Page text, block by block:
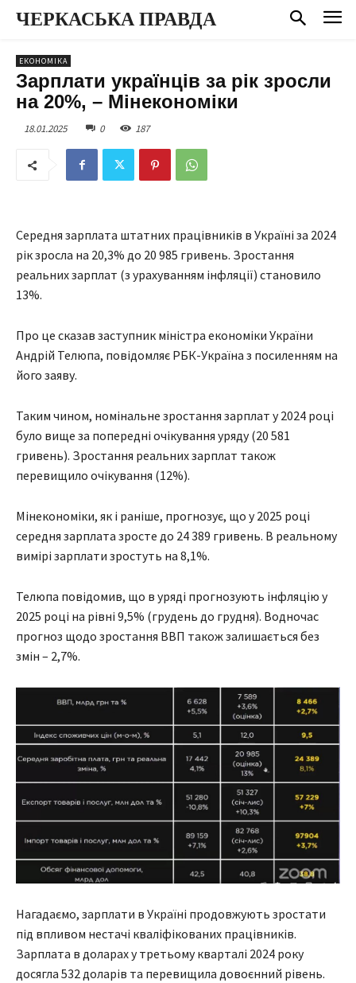
ЧЕРКАСЬКА ПРАВДА
ЕКОНОМІКА
Зарплати українців за рік зросли
на 20%, – Мінекономіки
18.01.2025 0 187
Середня зарплата штатних працівників в Україні за 2024
рік зросла на 20,3% до 20 985 гривень. Зростання
реальних зарплат (з урахуванням інфляції) становило
13%.
Про це сказав заступник міністра економіки України
Андрій Телюпа, повідомляє РБК-Україна з посиленням на
його заяву.
Таким чином, номінальне зростання зарплат у 2024 році
було вище за попередні очікування уряду (20 581
гривень). Зростання реальних зарплат також
перевищило очікування (12%).
Мінекономіки, як і раніше, прогнозує, що у 2025 році
середня зарплата зросте до 24 389 гривень. В реальному
вимірі зарплати зростуть на 8,1%.
Телюпа повідомив, що в уряді прогнозують інфляцію у
2025 році на рівні 9,5% (грудень до грудня). Водночас
прогноз щодо зростання ВВП також залишається без
змін – 2,7%.
Нагадаємо, зарплати в Україні продовжують зростати
під впливом нестачі кваліфікованих працівників.
Зарплата в доларах у третьому кварталі 2024 року
досягла 532 доларів та перевищила довоєнний рівень.